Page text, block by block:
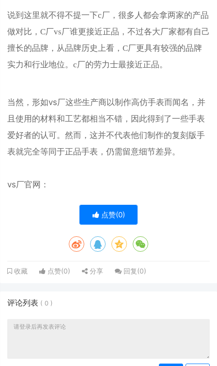
说到这里就不得不提一下c厂，很多人都会拿两家的产品
做对比，C厂vs厂谁更接近正品，不过各大厂家都有自己
擅长的品牌，从品牌历史上看，C厂更具有较强的品牌
实力和行业地位。c厂的劳力士最接近正品。
当然，形如vs厂这些生产商以制作高仿手表而闻名，并
且使用的材料和工艺都相当不错，因此得到了一些手表
爱好者的认可。然而，这并不代表他们制作的复刻版手
表就完全等同于正品手表，仍需留意细节差异。
vs厂官网：
点赞(0)
收藏 点赞(0) 分享 回复(0)
评论列表 ( 0 )